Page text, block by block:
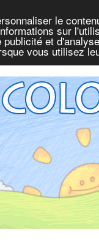
le
sur
et
vous utilisez